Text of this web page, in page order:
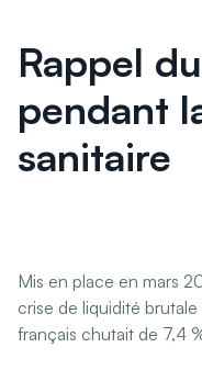
Rappel
pendant
sanitaire
Mis en place en mars
crise de liquidité
français chutait de 7,4